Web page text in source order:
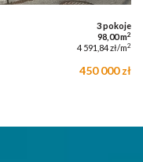
3 pokoje
98,00 m2
4 591,84 zł/m2
450 000 zł